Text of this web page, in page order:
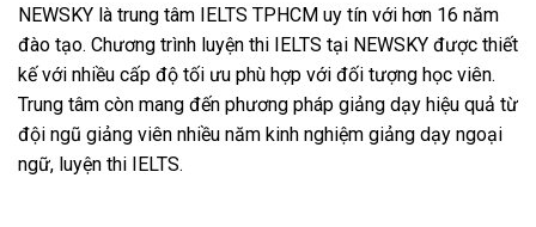
NEWSKY là trung tâm IELTS TPHCM uy tín với hơn 16 năm
đào tạo. Chương trình luyện thi IELTS tại NEWSKY được thiết
kế với nhiều cấp độ tối ưu phù hợp với đối tượng học viên.
Trung tâm còn mang đến phương pháp giảng dạy hiệu quả từ
đội ngũ giảng viên nhiều năm kinh nghiệm giảng dạy ngoại
ngữ, luyện thi IELTS.